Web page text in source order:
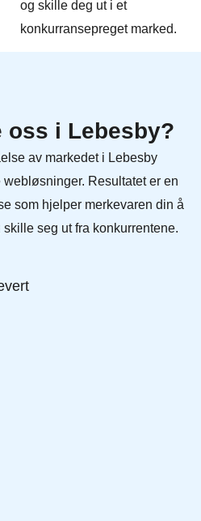
og skille deg ut i et
konkurransepreget marked.
oss i Lebesby?
av markedet i Lebesby
Resultatet er en
som hjelper merkevaren din å
seg ut fra konkurrentene.